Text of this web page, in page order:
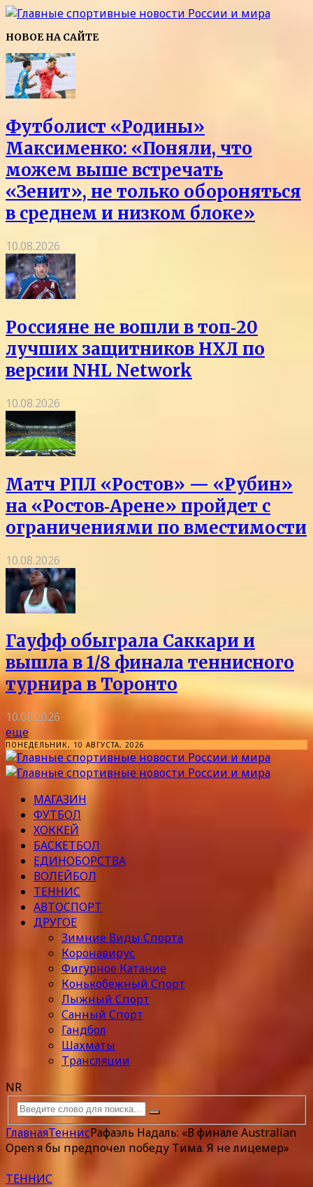
НОВОЕ НА САЙТЕ
Футболист «Родины»
Максименко: «Поняли, что
можем выше встречать
«Зенит», не только обороняться
в среднем и низком блоке»
10.08.2026
Россияне не вошли в топ‑20
лучших защитников НХЛ по
версии NHL Network
10.08.2026
Матч РПЛ «Ростов» — «Рубин»
на «Ростов‑Арене» пройдет с
ограничениями по вместимости
10.08.2026
Гауфф обыграла Саккари и
вышла в 1/8 финала теннисного
турнира в Торонто
10.08.2026
еще
ПОНЕДЕЛЬНИК, 10 АВГУСТА, 2026
МАГАЗИН
ФУТБОЛ
ХОККЕЙ
БАСКЕТБОЛ
ЕДИНОБОРСТВА
ВОЛЕЙБОЛ
ТЕННИС
АВТОСПОРТ
ДРУГОЕ
Зимние Виды Спорта
Коронавирус
Фигурное Катание
Конькобежный Спорт
Лыжный Спорт
Санный Спорт
Гандбол
Шахматы
Трансляции
NR
ГлавнаяТеннисРафаэль Надаль: «В финале Australian
Open я бы предпочел победу Тима. Я не лицемер»
ТЕННИС